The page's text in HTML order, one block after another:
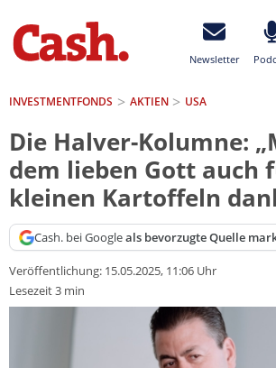
Newsletter
INVESTMENTFONDS AKTIEN USA
Die Halver-Kolumne:
dem lieben Gott auch
kleinen Kartoffeln
Cash. bei Googleals bevorzugte Quelle
Veröffentlichung: 15.05.2025, 11:06 Uhr
Lesezeit 3 min